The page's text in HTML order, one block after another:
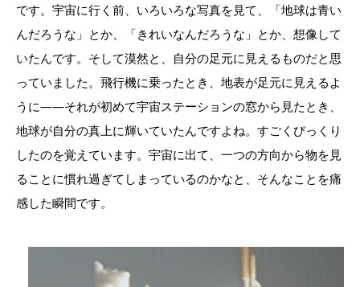
です。宇宙に行く前、いろいろな写真を見て、「地球は青い
んだろうな」とか、「きれいなんだろうな」とか、想像して
いたんです。そして漠然と、自分の足元に見えるものだと思
っていました。飛行機に乗ったとき、地表が足元に見えるよ
うに――それが初めて宇宙ステーションの窓から見たとき、
地球が自分の真上に輝いていたんですよね。すごくびっくり
したのを覚えています。宇宙に出て、一つの方向から物を見
ることに慣れ過ぎてしまっているのかなと、そんなことを痛
感した瞬間です。